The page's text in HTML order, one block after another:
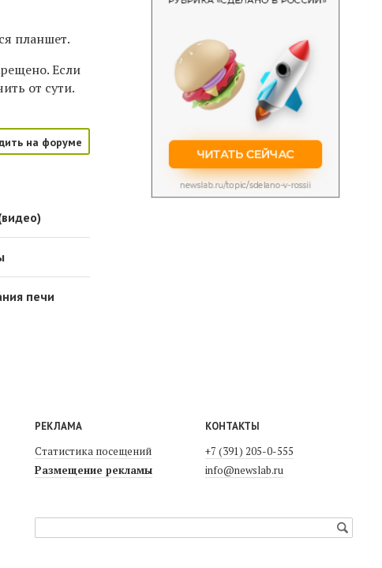
планшет.
Если
от сути.
на форуме
печи
РЕКЛАМА
Статистика посещений
Размещение рекламы
КОНТАКТЫ
+7 (391) 205-0-555
info@newslab.ru